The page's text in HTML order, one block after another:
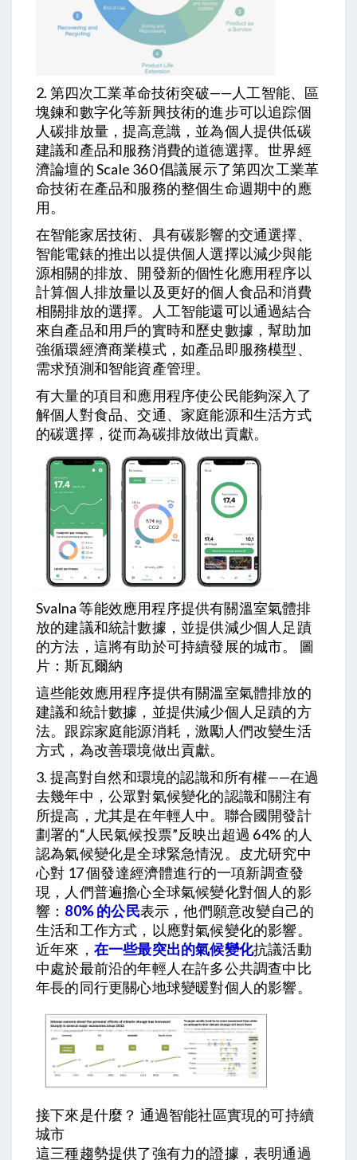
2. 第四次工業革命技術突破——人工智能、區
塊鍊和數字化等新興技術的進步可以追踪個
人碳排放量，提高意識，並為個人提供低碳
建議和產品和服務消費的道德選擇。世界經
濟論壇的 Scale 360​​ 倡議展示了第四次工業革
命技術在產品和服務的整個生命週期中的應
用。
在智能家居技術、具有碳影響的交通選擇、
智能電錶的推出以提供個人選擇以減少與能
源相關的排放、開發新的個性化應用程序以
計算個人排放量以及更好的個人食品和消費
相關排放的選擇。人工智能還可以通過結合
來自產品和用戶的實時和歷史數據，幫助加
強循環經濟商業模式，如產品即服務模型、
需求預測和智能資產管理。
有大量的項目和應用程序使公民能夠深入了
解個人對食品、交通、家庭能源和生活方式
的碳選擇，從而為碳排放做出貢獻。
Svalna 等能效應用程序提供有關溫室氣體排
放的建議和統計數據，並提供減少個人足蹟
的方法，這將有助於可持續發展的城市。 圖
片：斯瓦爾納
這些能效應用程序提供有關溫室氣體排放的
建議和統計數據，並提供減少個人足蹟的方
法。跟踪家庭能源消耗，激勵人們改變生活
方式，為改善環境做出貢獻。
3. 提高對自然和環境的認識和所有權——在過
去幾年中，公眾對氣候變化的認識和關注有
所提高，尤其是在年輕人中。聯合國開發計
劃署的“人民氣候投票”反映出超過 64% 的人
認為氣候變化是全球緊急情況。皮尤研究中
心對 17 個發達經濟體進行的一項新調查發
現，人們普遍擔心全球氣候變化對個人的影
響： 80% 的公民表示，他們願意改變自己的
生活和工作方式，以應對氣候變化的影響。
近年來， 在一些最突出的氣候變化抗議活動
中處於最前沿的年輕人在許多公共調查中比
年長的同行更關心地球變暖對個人的影響。
接下來是什麼？ 通過智能社區實現的可持續
城市
這三種趨勢提供了強有力的證據，表明通過